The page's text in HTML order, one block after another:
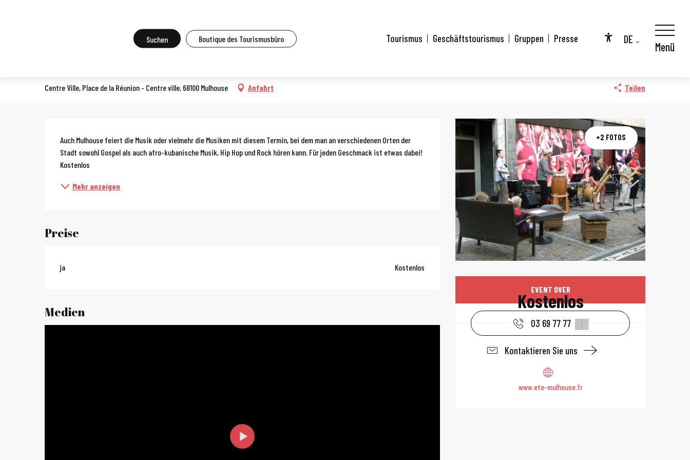
Boutique des Tourismusbüro
Accessibilité
Suche DE
Tourismus Geschäftstourismus Gruppen Presse
Menü
Centre Ville, Place de la Réunion - Centre ville, 68100 Mulhouse Anfahrt Teilen
+2 FOTOS
Öffnungszeiten
EVENT OVER
Kostenlos
03 69 77 77 ▒▒
Kontaktieren Sie uns
www.ete-mulhouse.fr
Beschreibung
Auch Mulhouse feiert die Musik oder vielmehr die Musiken mit diesem Termin, bei dem man an verschiedenen Orten der
Stadt sowohl Gospel als auch afro-kubanische Musik, Hip Hop und Rock hören kann. Für jeden Geschmack ist etwas dabei!
Kostenlos
Mehr anzeigen
Preise
ja Kostenlos
Medien